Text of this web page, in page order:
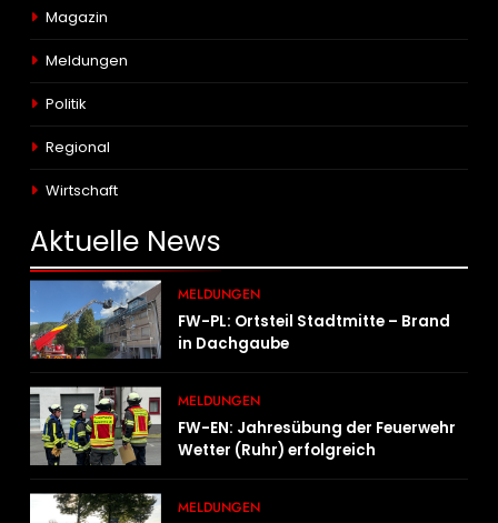
Magazin
Meldungen
Politik
Regional
Wirtschaft
Aktuelle News
MELDUNGEN
FW-PL: Ortsteil Stadtmitte – Brand
in Dachgaube
MELDUNGEN
FW-EN: Jahresübung der Feuerwehr
Wetter (Ruhr) erfolgreich
MELDUNGEN